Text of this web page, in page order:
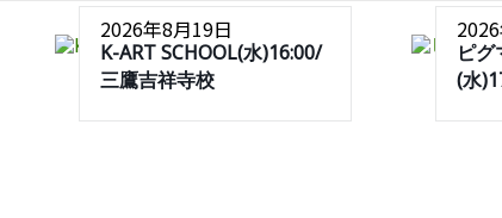
2026年8月19日
K-ART SCHOOL(水)16:00/
三鷹吉祥寺校
ピグ
(水